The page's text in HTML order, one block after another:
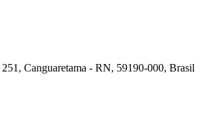
Canguaretama - RN, 59190-000, Brasil